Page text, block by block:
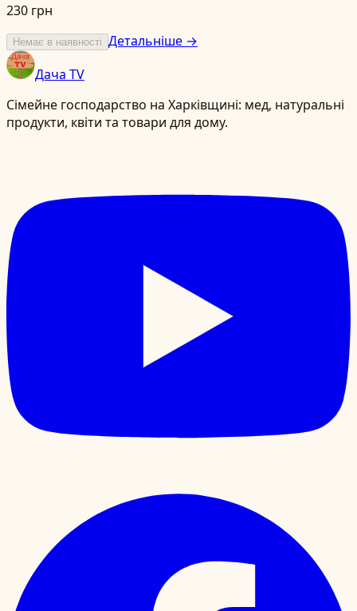
230 грн
Немає в наявності Детальніше →
Дача TV
Сімейне господарство на Харківщині: мед, натуральні
продукти, квіти та товари для дому.